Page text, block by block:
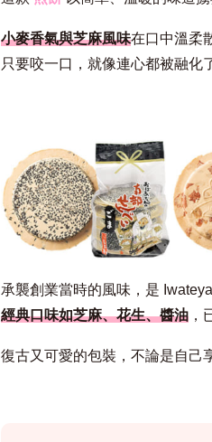
小麥香氣與芝麻風味在口中溫柔
只要咬一口，就像連心都被融化
承襲創業當時的風味，是
經典口味如芝麻、花生、醬油，
復古又可愛的包裝，不論是自己